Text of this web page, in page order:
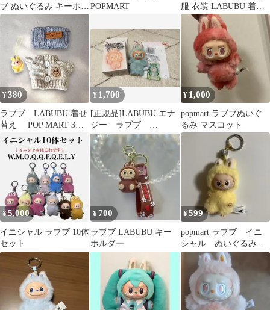
ブ ぬいぐるみ キーホル
ダー
POPMART
服 衣装 LABUBU 着せ
替え服
¥380
ラブブ LABUBU 着せ
替え POP MART 3点
セット 17cm用
¥ 1,700
[正規品]LABUBU エナ
ジー ラブブ
SERENITY
¥ 1,000
popmart ラブブぬいぐ
るみ マスコット
¥5,000
イニシャル ラブブ 10体
セット
¥700
ラブブ LABUBU キー
ホルダー
¥599
popmart ラブブ イニ
シャル ぬいぐるみ
ペンダント P